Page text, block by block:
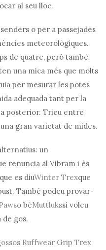
al seu lloc.
o per a passejades
meteorològiques.
de quatre, però també
una mica més que molts
per mesurar les potes
adequada tant per la
posterior. Trieu entre
gran varietat de mides.
un
renuncia al Vibram i és
es diuWinter Trexque
També podeu provar-
o béMuttlukssi voleu
de gos.
Ruffwear Grip Trex